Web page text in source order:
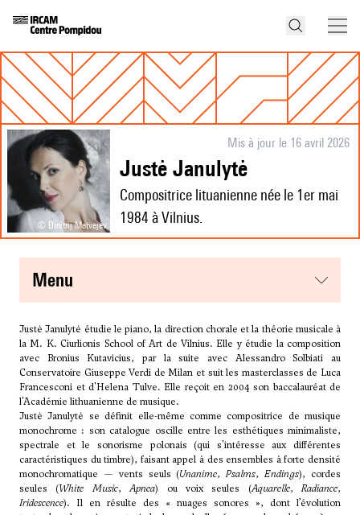
© Dmitrij Matvejev
Mis à jour le 16 avril 2026
Justė Janulytė
Compositrice lituanienne née le 1er mai
1984 à Vilnius.
menu
Justė Janulytė étudie le piano, la direction chorale et la théorie musicale à
la M. K. Ciurlionis School of Art de Vilnius. Elle y étudie la composition
avec Bronius Kutavicius, par la suite avec Alessandro Solbiati au
Conservatoire Giuseppe Verdi de Milan et suit les masterclasses de Luca
Francesconi et d'Helena Tulve. Elle reçoit en 2004 son baccalauréat de
l'Académie lithuanienne de musique.
Justė Janulytė se définit elle-même comme compositrice de musique
monochrome : son catalogue oscille entre les esthétiques minimaliste,
spectrale et le sonorisme polonais (qui s'intéresse aux différentes
caractéristiques du timbre), faisant appel à des ensembles à forte densité
monochromatique — vents seuls (Unanime,Psalms,Endings), cordes
seules (White Music,Apnea) ou voix seules (Aquarelle, Radiance,
Iridescence). Il en résulte des « nuages sonores », dont l’évolution